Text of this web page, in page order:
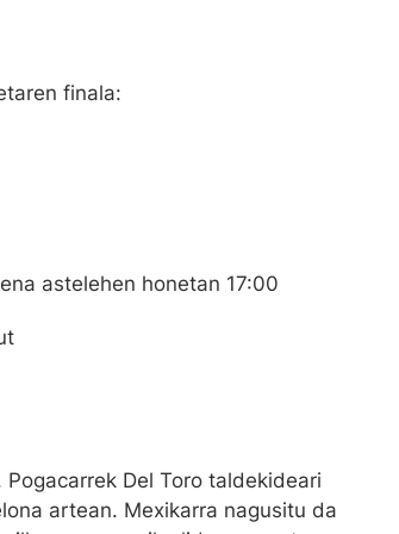
finala:
astelehen honetan 17:00
Del Toro taldekideari
artean. Mexikarra nagusitu da